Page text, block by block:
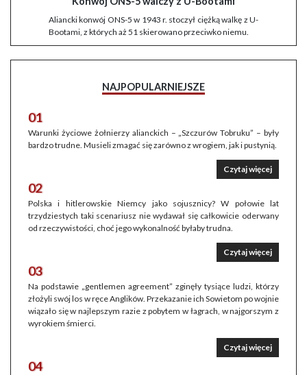
Aliancki konwój ONS-5 w 1943 r. stoczył ciężką walkę z U-
Bootami, z których aż 51 skierowano przeciwko niemu.
NAJPOPULARNIEJSZE
01
Warunki życiowe żołnierzy alianckich – „Szczurów Tobruku” – były
bardzo trudne. Musieli zmagać się zarówno z wrogiem, jak i pustynią.
Czytaj więcej
02
Polska i hitlerowskie Niemcy jako sojusznicy? W połowie lat
trzydziestych taki scenariusz nie wydawał się całkowicie oderwany
od rzeczywistości, choć jego wykonalność byłaby trudna.
Czytaj więcej
03
Na podstawie „gentlemen agreement” zginęły tysiące ludzi, którzy
złożyli swój los w ręce Anglików. Przekazanie ich Sowietom po wojnie
wiązało się w najlepszym razie z pobytem w łagrach, w najgorszym z
wyrokiem śmierci.
Czytaj więcej
04